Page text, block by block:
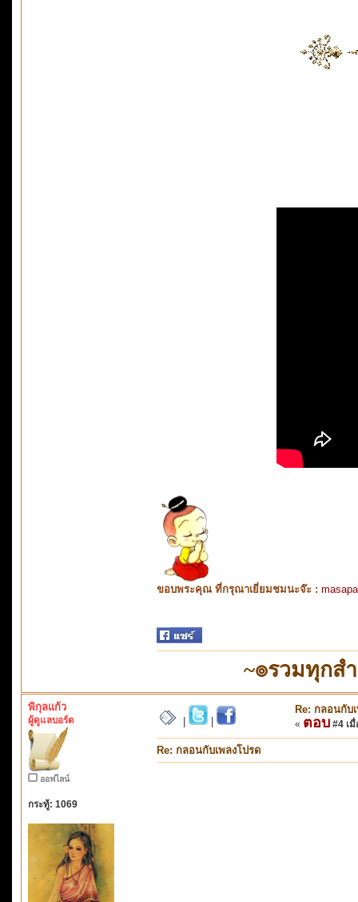
ขอบพระคุณ ที่กรุณาเยี่ยมชมนะจ๊ะ :
~๏รวมทุกส
พิกุลแก้ว
ผู้ดูแลบอร์ด
ออฟไลน์
กระทู้: 1069
Re: กลอนกับ
« ตอบ #4 เมื่
Re: กลอนกับเพลงโปรด